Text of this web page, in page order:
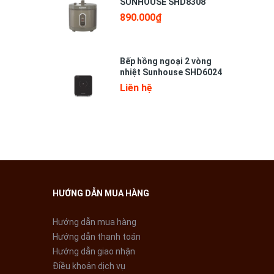
dễ
890.000₫
Bếp hồng ngoại 2 vòng
nhiệt Sunhouse SHD6024
Liên hệ
HƯỚNG DẪN MUA HÀNG
Hướng dẫn mua hàng
Hướng dẫn thanh toán
Hướng dẫn giao nhận
Điều khoản dịch vụ